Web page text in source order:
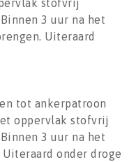
stofvrij
3 uur na het
Uiteraard
tot ankerpatroon
oppervlak stofvrij
3 uur na het
onder droge